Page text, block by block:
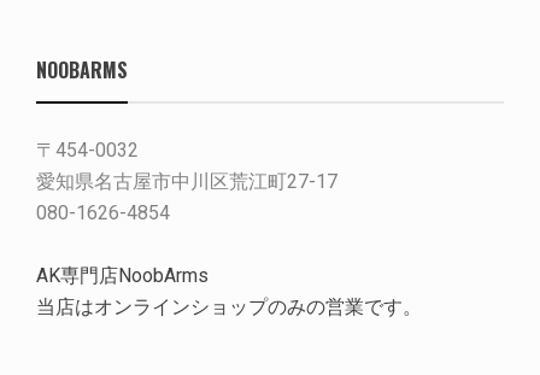
NOOBARMS
〒454-0032
愛知県名古屋市中川区荒江町27-17
080-1626-4854
AK専門店NoobArms
当店はオンラインショップのみの営業です。